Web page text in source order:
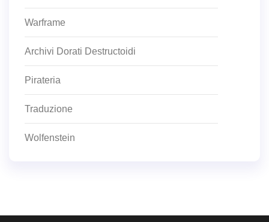
Warframe
Archivi Dorati Destructoidi
Pirateria
Traduzione
Wolfenstein